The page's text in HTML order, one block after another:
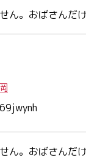
ん。おばさんだ
ん。おばさんだ